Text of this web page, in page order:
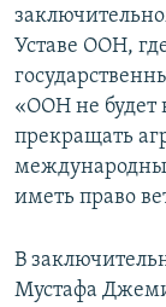
Уставе ООН,
«ООН не будет
прекращать
иметь право
В
Мустафа